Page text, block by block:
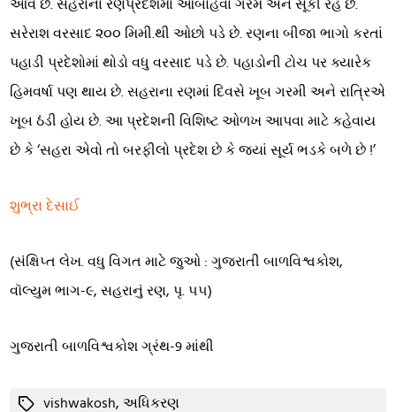
આવે છે. સહરાના રણપ્રદેશમાં આબોહવા ગરમ અને સૂકી રહે છે.
સરેરાશ વરસાદ ૨૦૦ મિમી.થી ઓછો પડે છે. રણના બીજા ભાગો કરતાં
પહાડી પ્રદેશોમાં થોડો વધુ વરસાદ પડે છે. પહાડોની ટોચ પર ક્યારેક
હિમવર્ષા પણ થાય છે. સહરાના રણમાં દિવસે ખૂબ ગરમી અને રાત્રિએ
ખૂબ ઠંડી હોય છે. આ પ્રદેશની વિશિષ્ટ ઓળખ આપવા માટે કહેવાય
છે કે ‘સહરા એવો તો બરફીલો પ્રદેશ છે કે જ્યાં સૂર્ય ભડકે બળે છે !’
શુભ્રા દેસાઈ
(સંક્ષિપ્ત લેખ. વધુ વિગત માટે જુઓ : ગુજરાતી બાળવિશ્વકોશ,
વૉલ્યુમ ભાગ-૯, સહરાનું રણ, પૃ. ૫૫)
ગુજરાતી બાળવિશ્વકોશ ગ્રંથ-9 માંથી
Tagsvishwakosh,અધિકરણ